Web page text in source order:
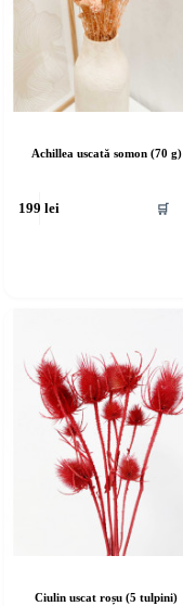
Achillea uscată somon (70 g)
199lei 🛒
Ciulin uscat roșu (5 tulpini)